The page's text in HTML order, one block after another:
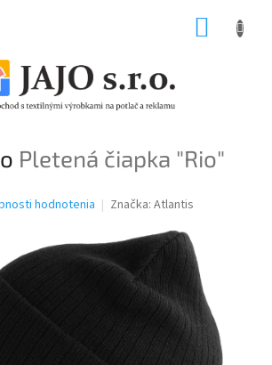
Pletená čiapka "Rio"
hodnotenia Značka: Atlantis